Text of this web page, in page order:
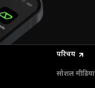
परिचय
सोशल मीडिया